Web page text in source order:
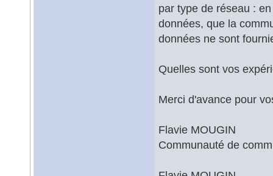
par type de réseau :
données, que la
données ne sont
Quelles sont vos
Merci d'avance pour
Flavie MOUGIN
Communauté de